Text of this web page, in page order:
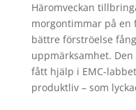
Häromveckan
morgontimmar på en
bättre förströelse
uppmärksamhet.
fått hjälp i EMC-
produktliv – som